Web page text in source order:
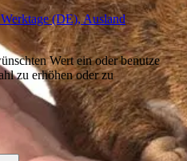
(DE), Ausland
Wert ein oder benutze
zu erhöhen oder zu